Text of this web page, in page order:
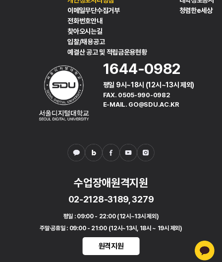
이메일무단수집거부
전화번호안내
찾아오시는길
입찰/채용공고
예결산 공고 및 적립금운용현황
청렴한e세상
1644-0982
평일 9시~18시 (12시~13시 제외)
FAX. 0505-990-0982
E-MAIL. GO@SDU.AC.KR
수업장애원격지원
02-2128-3189, 3279
평일 : 09:00 - 22:00 (12시~13시 제외)
주말·공휴일: 09:00 - 21:00 (12시~13시, 18시 ~ 19시 제외)
원격지원